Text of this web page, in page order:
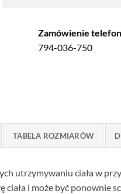
Zamówienie
794-036-750
TABELA ROZMIARÓW
utrzymywaniu ciała w
i może być ponownie